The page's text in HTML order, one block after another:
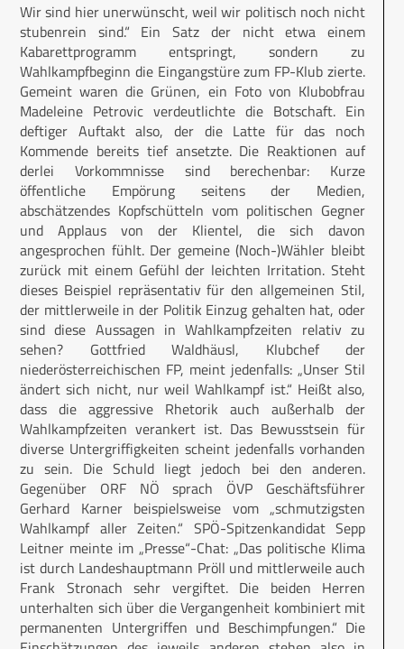
Wir sind hier unerwünscht, weil wir politisch noch nicht
stubenrein sind.“ Ein Satz der nicht etwa einem
Kabarettprogramm entspringt, sondern zu
Wahlkampfbeginn die Eingangstüre zum FP-Klub zierte.
Gemeint waren die Grünen, ein Foto von Klubobfrau
Madeleine Petrovic verdeutlichte die Botschaft. Ein
deftiger Auftakt also, der die Latte für das noch
Kommende bereits tief ansetzte. Die Reaktionen auf
derlei Vorkommnisse sind berechenbar: Kurze
öffentliche Empörung seitens der Medien,
abschätzendes Kopfschütteln vom politischen Gegner
und Applaus von der Klientel, die sich davon
angesprochen fühlt. Der gemeine (Noch-)Wähler bleibt
zurück mit einem Gefühl der leichten Irritation. Steht
dieses Beispiel repräsentativ für den allgemeinen Stil,
der mittlerweile in der Politik Einzug gehalten hat, oder
sind diese Aussagen in Wahlkampfzeiten relativ zu
sehen? Gottfried Waldhäusl, Klubchef der
niederösterreichischen FP, meint jedenfalls: „Unser Stil
ändert sich nicht, nur weil Wahlkampf ist.“ Heißt also,
dass die aggressive Rhetorik auch außerhalb der
Wahlkampfzeiten verankert ist. Das Bewusstsein für
diverse Untergriffigkeiten scheint jedenfalls vorhanden
zu sein. Die Schuld liegt jedoch bei den anderen.
Gegenüber ORF NÖ sprach ÖVP Geschäftsführer
Gerhard Karner beispielsweise vom „schmutzigsten
Wahlkampf aller Zeiten.“ SPÖ-Spitzenkandidat Sepp
Leitner meinte im „Presse“-Chat: „Das politische Klima
ist durch Landeshauptmann Pröll und mittlerweile auch
Frank Stronach sehr vergiftet. Die beiden Herren
unterhalten sich über die Vergangenheit kombiniert mit
permanenten Untergriffen und Beschimpfungen.“ Die